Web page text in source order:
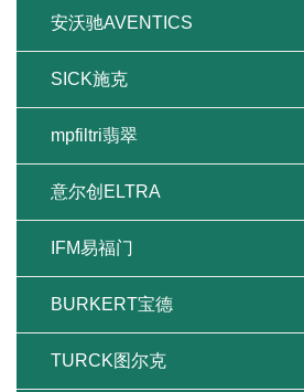
安沃驰AVENTICS
SICK施克
mpfiltri翡翠
意尔创ELTRA
IFM易福门
BURKERT宝德
TURCK图尔克